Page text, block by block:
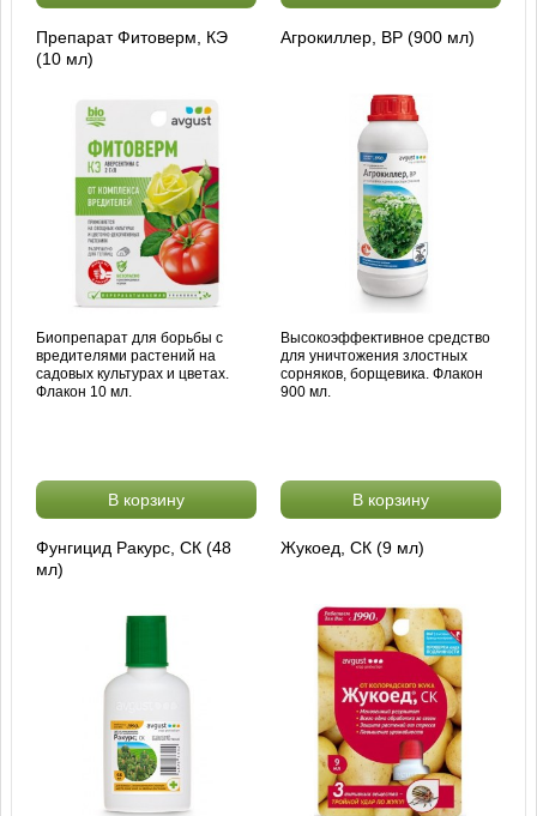
Препарат Фитоверм, КЭ
(10 мл)
Биопрепарат для борьбы с
вредителями растений на
садовых культурах и цветах.
Флакон 10 мл.
В корзину
Агрокиллер, ВР (900 мл)
Высокоэффективное средство
для уничтожения злостных
сорняков, борщевика. Флакон
900 мл.
В корзину
Фунгицид Ракурс, СК (48
мл)
Жукоед, СК (9 мл)